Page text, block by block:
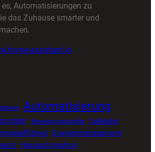
Automatisierungen zu
das Zuhause smarter und
assistant.io
Automatisierung
Bewegungsmelder CallMeBot
Energiemanagement
HACS Hausautomation